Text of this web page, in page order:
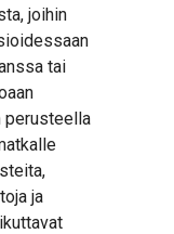
joihin
tai
perusteella
ja